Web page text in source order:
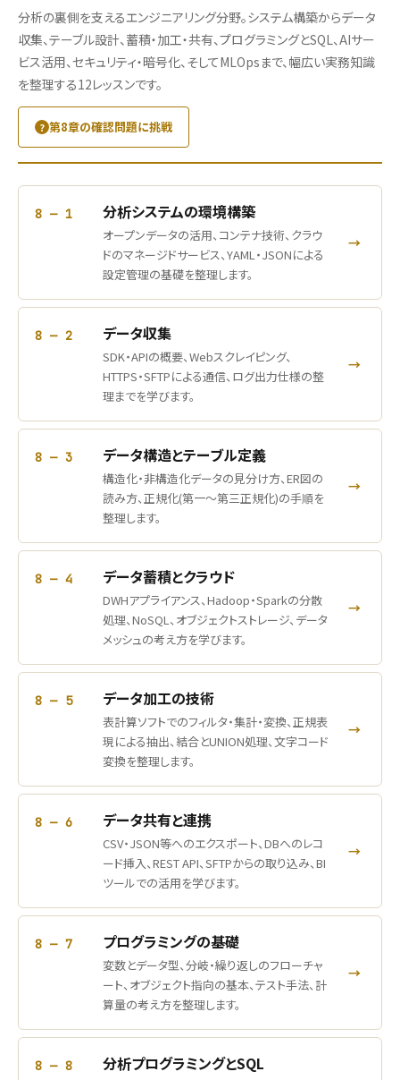
分析の裏側を支えるエンジニアリング分野。システム構築からデータ
収集、テーブル設計、蓄積・加工・共有、プログラミングとSQL、AIサー
ビス活用、セキュリティ・暗号化、そしてMLOpsまで、幅広い実務知識
を整理する12レッスンです。
第8章の確認問題に挑戦
8 — 1 分析システムの環境構築
オープンデータの活用、コンテナ技術、クラウ
ドのマネージドサービス、YAML・JSONによる
設定管理の基礎を整理します。
→
8 — 2 データ収集
SDK・APIの概要、Webスクレイピング、
HTTPS・SFTPによる通信、ログ出力仕様の整
理までを学びます。
→
8 — 3 データ構造とテーブル定義
構造化・非構造化データの見分け方、ER図の
読み方、正規化(第一〜第三正規化)の手順を
整理します。
→
8 — 4 データ蓄積とクラウド
DWHアプライアンス、Hadoop・Sparkの分散
処理、NoSQL、オブジェクトストレージ、データ
メッシュの考え方を学びます。
→
8 — 5 データ加工の技術
表計算ソフトでのフィルタ・集計・変換、正規表
現による抽出、結合とUNION処理、文字コード
変換を整理します。
→
8 — 6 データ共有と連携
CSV・JSON等へのエクスポート、DBへのレコ
ード挿入、REST API、SFTPからの取り込み、BI
ツールでの活用を学びます。
→
8 — 7 プログラミングの基礎
変数とデータ型、分岐・繰り返しのフローチャ
ート、オブジェクト指向の基本、テスト手法、計
算量の考え方を整理します。
→
8 — 8 分析プログラミングとSQL